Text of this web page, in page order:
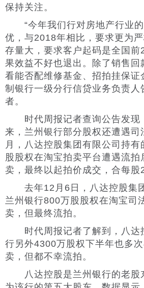
保持关注。
“今年我们行对房地产行业的
优，与2018年相比，要求更为
存量大，要求客户起码是全国前
果效益不好也退出。除了销售回
看能否配维修基金、招拍挂保证
制银行一级分行信贷业务负责人
者。
时代周报记者查询公告发现
来，兰州银行部分股权还遭遇司
月，八达控股集团有限公司持
股股权在淘宝拍卖平台遭遇流拍
卖，最终以起拍价成交，合每股
去年12月6日，八达控股集
兰州银行800万股股权在淘宝司
卖，但最终流拍。
时代周报记者了解到，八达
行另外4300万股权下半年也多
卖，但都不幸流拍。
八达控股是兰州银行的老股